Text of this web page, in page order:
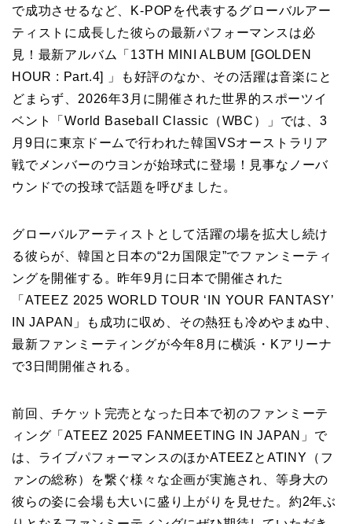
で成功させるなど、K-POPを代表するグローバルアー
ティストに成長した彼らの最新パフォーマンスは必
見！最新アルバム「13TH MINI ALBUM [GOLDEN
HOUR : Part.4] 」も好評のなか、その活躍は音楽にと
どまらず、2026年3月に開催された世界的スポーツイ
ベント「World Baseball Classic（WBC）」では、3
月9日に東京ドームで行われた韓国VSオーストラリア
戦でメンバーのウヨンが始球式に登場！見事なノーバ
ウンドでの投球で話題を呼びました。
グローバルアーティストとして活躍の場を拡大し続け
る彼らが、韓国と日本の“2カ国限定”でファンミーティ
ングを開催する。昨年9月に日本で開催された
「ATEEZ 2025 WORLD TOUR ‘IN YOUR FANTASY’
IN JAPAN」も成功に収め、その熱狂も冷めやまぬ中、
最新ファンミーティングが今年8月に横浜・Kアリーナ
で3日間開催される。
前回、チケット完売となった日本で初のファンミーテ
ィング「ATEEZ 2025 FANMEETING IN JAPAN」で
は、ライブパフォーマンスのほかATEEZとATINY（フ
ァンの総称）を繋ぐ様々な企画が実施され、等身大の
彼らの姿に会場も大いに盛り上がりを見せた。約2年ぶ